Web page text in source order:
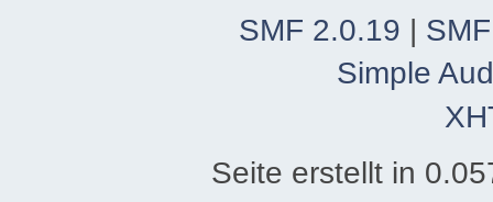
SMF 2.0.19 |
Simple
Seite erstellt in